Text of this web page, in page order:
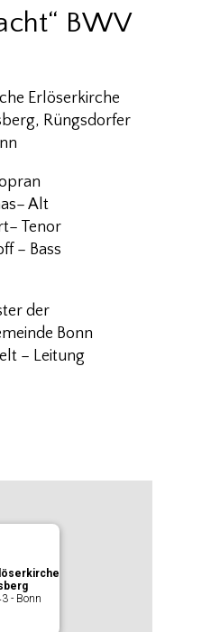
BWV
Erlöserkirche
Rüngsdorfer
– Alt
– Tenor
– Bass
der
Bonn
– Leitung
- Bonn